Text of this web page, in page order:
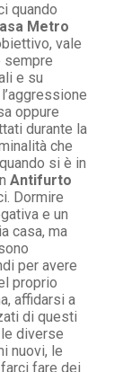
quando
Metro
vale
sempre
e su
oppure
durante la
che
si è in
Antifurto
Dormire
e un
casa, ma
per avere
proprio
affidarsi a
di questi
diverse
nuovi, le
fare dei